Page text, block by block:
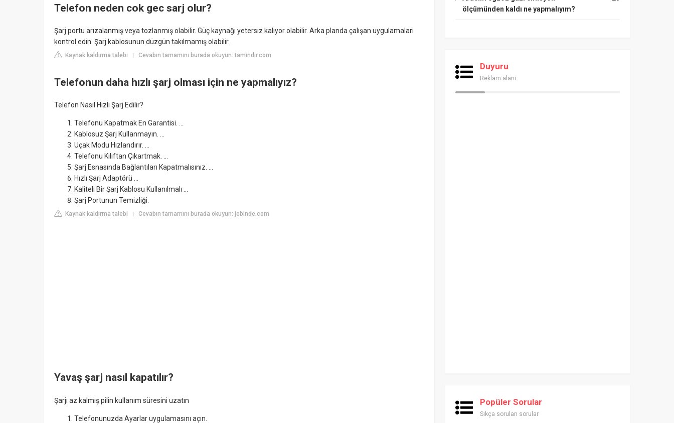
Telefon neden cok gec sarj olur?
Şarj portu arızalanmış veya tozlanmış olabilir. Güç kaynağı yetersiz kalıyor olabilir. Arka planda çalışan uygulamaları
kontrol edin. Şarj kablosunun düzgün takılmamış olabilir.
Kaynak kaldırma talebi Cevabın tamamını burada okuyun: tamindir.com
Telefonun daha hızlı şarj olması için ne yapmalıyız?
Telefon Nasıl Hızlı Şarj Edilir?
Telefonu Kapatmak En Garantisi. ...
Kablosuz Şarj Kullanmayın. ...
Uçak Modu Hızlandırır. ...
Telefonu Kılıftan Çıkartmak. ...
Şarj Esnasında Bağlantıları Kapatmalısınız. ...
Hızlı Şarj Adaptörü ...
Kaliteli Bir Şarj Kablosu Kullanılmalı ...
Şarj Portunun Temizliği.
Kaynak kaldırma talebi Cevabın tamamını burada okuyun: jebinde.com
Yavaş şarj nasıl kapatılır?
Şarjı az kalmış pilin kullanım süresini uzatın
Telefonunuzda Ayarlar uygulamasını açın.
ölçümünden kaldı ne yapmalıyım?
Duyuru
Reklam alanı
Popüler Sorular
Sıkça sorulan sorular